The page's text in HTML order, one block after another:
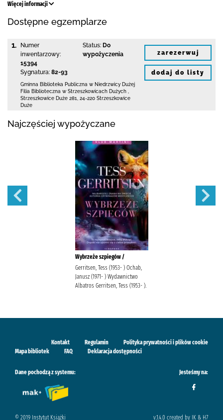
Więcej informacji
Dostępne egzemplarze
1.
Numer
inwentarzowy:
15394
Sygnatura: 82-93
Status: Do
wypożyczenia
Gminna Biblioteka Publiczna w Niedrzwicy Dużej
Filia Biblioteczna w Strzeszkowicach Dużych
Strzeszkowice Duże 281
24-220 Strzeszkowice
Duże
zarezerwuj
dodaj do listy
Najczęściej wypożyczane
Wybrzeże szpiegów /
Gerritsen, Tess (1953- ) Ochab,
Janusz (1971- ) Wydawnictwo
Albatros Gerritsen, Tess (1953- ).
Kontakt Regulamin
Polityka prywatności i plików cookie
Mapa bibliotek
FAQ Deklaracja dostępności
Dane pochodzą z systemu: Jesteśmy na:
© 2019 Instytut Książki v.1.4.0 created by IK & H7